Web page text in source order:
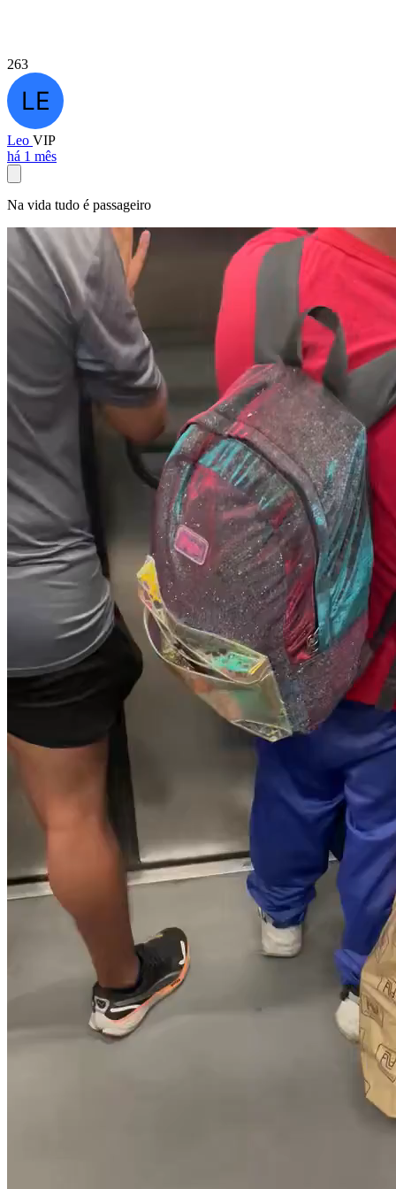
263
Leo VIP
há 1 mês
Na vida tudo é passageiro